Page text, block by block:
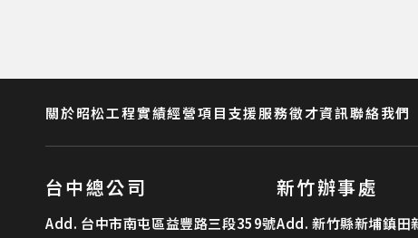
關於昭松工程實績經營項目支援服務徵才資訊聯絡我們
台中總公司
Add. 台中市南屯區益豐路三段359號
新竹辦事處
Add. 新竹縣新埔鎮田